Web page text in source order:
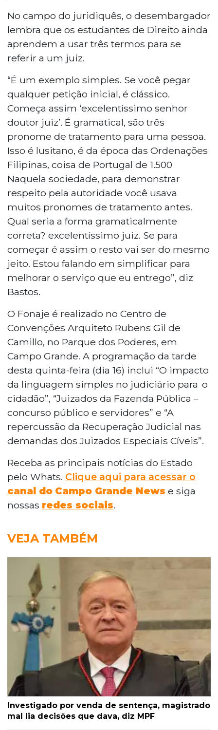
No campo do juridiquês, o desembargador
lembra que os estudantes de Direito ainda
aprendem a usar três termos para se
referir a um juiz.
“É um exemplo simples. Se você pegar
qualquer petição inicial, é clássico.
Começa assim ‘excelentíssimo senhor
doutor juiz’. É gramatical, são três
pronome de tratamento para uma pessoa.
Isso é lusitano, é da época das Ordenações
Filipinas, coisa de Portugal de 1.500
Naquela sociedade, para demonstrar
respeito pela autoridade você usava
muitos pronomes de tratamento antes.
Qual seria a forma gramaticalmente
correta? excelentíssimo juiz. Se para
começar é assim o resto vai ser do mesmo
jeito. Estou falando em simplificar para
melhorar o serviço que eu entrego”, diz
Bastos.
O Fonaje é realizado no Centro de
Convenções Arquiteto Rubens Gil de
Camillo, no Parque dos Poderes, em
Campo Grande. A programação da tarde
desta quinta-feira (dia 16) inclui “O impacto
da linguagem simples no judiciário para o
cidadão”, “Juizados da Fazenda Pública –
concurso público e servidores” e “A
repercussão da Recuperação Judicial nas
demandas dos Juizados Especiais Cíveis”.
Receba as principais notícias do Estado
pelo Whats. Clique aqui para acessar o
canal do Campo Grande News e siga
nossas redes sociais.
VEJA TAMBÉM
Investigado por venda de sentença, magistrado
mal lia decisões que dava, diz MPF